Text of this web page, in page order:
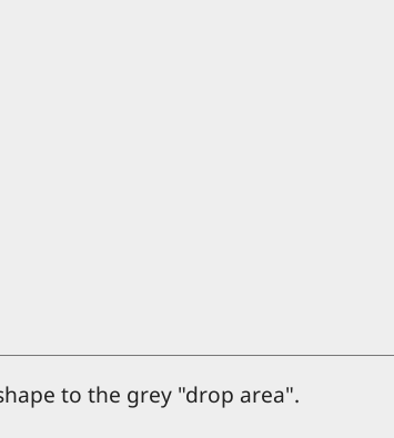
to the grey "drop area".